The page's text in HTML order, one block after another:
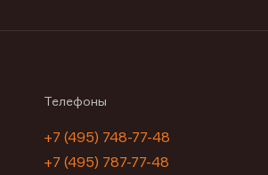
Телефоны
+7 (495) 748-77-48
+7 (495) 787-77-48